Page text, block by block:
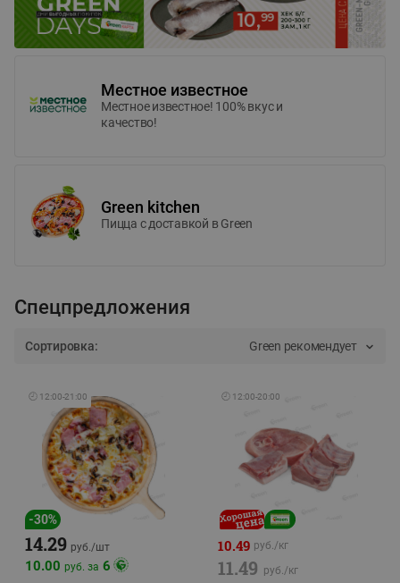
Местное известное
Местное известное! 100% вкус и
качество!
Green kitchen
Пицца c доставкой в Green
Спецпредложения
Сортировка: Green рекомендует
🕘 12:00-21:00
-30%
14.29 руб./шт
10.00 руб. за 6
🕘 12:00-20:00
10.49 руб./кг
11.49 руб./кг